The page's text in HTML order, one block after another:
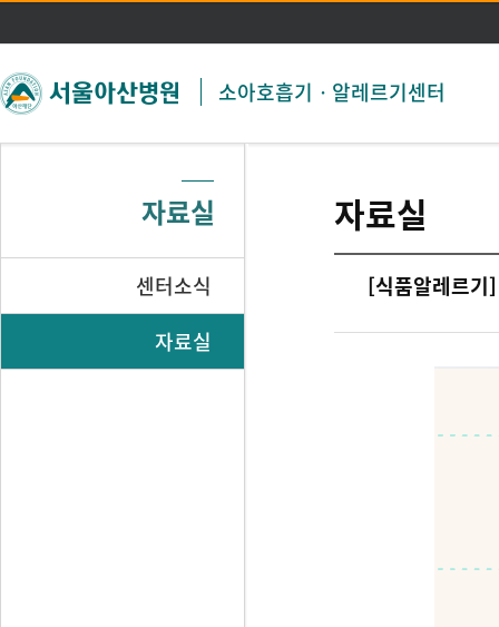
주메뉴 바로가기
본문 바로가기
소아호흡기ㆍ알레르기센터
자료실
센터소식
자료실
자료실
[식품알레르기